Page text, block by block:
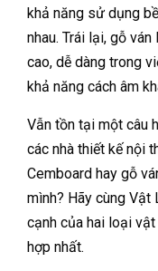
khả năng sử dụng
nhau. Trái lại, gỗ
cao, dễ dàng trong
khả năng cách âm
Vẫn tồn tại một câu
các nhà thiết kế nội
Cemboard hay gỗ
mình? Hãy cùng Vật
cạnh của hai loại
hợp nhất.